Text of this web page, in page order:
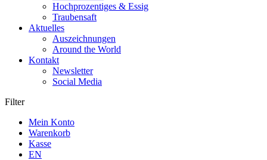
Hochprozentiges & Essig
Traubensaft
Aktuelles
Auszeichnungen
Around the World
Kontakt
Newsletter
Social Media
Filter
Mein Konto
Warenkorb
Kasse
EN